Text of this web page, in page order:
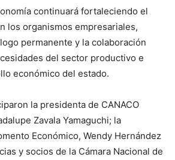
continuará fortaleciendo el
los organismos empresariales,
permanente y la colaboración
del sector productivo e
económico del estado.
la presidenta de CANACO
Zavala Yamaguchi; la
Económico, Wendy Hernández
y socios de la Cámara Nacional de